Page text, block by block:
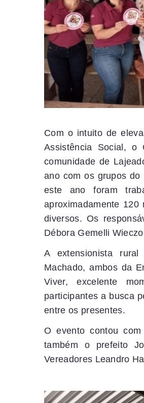
Com o intuito de
Assistência Social, o
comunidade de
ano com os grupos do
este ano foram
aproximadamente
diversos. Os
Débora Gemelli
A extensionista
Machado, ambos da
Viver, excelente
participantes a busca
entre os presentes.
O evento contou
também o prefeito
Vereadores Leandro